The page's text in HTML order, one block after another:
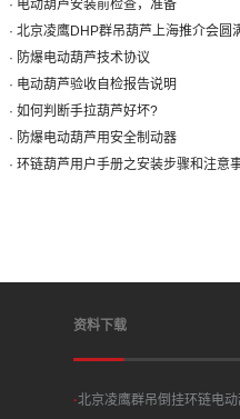
· 电动葫芦安装前检查，准备
· 北京凌鹰DHP群吊葫芦上海推介会圆
· 防爆电动葫芦技术协议
· 电动葫芦验收自检报告说明
· 如何判断手拉葫芦好坏?
· 防爆电动葫芦用安全制动器
· 环链葫芦用户手册之安装步骤和注意
资料下载
·北京凌鹰群吊倒挂环链电